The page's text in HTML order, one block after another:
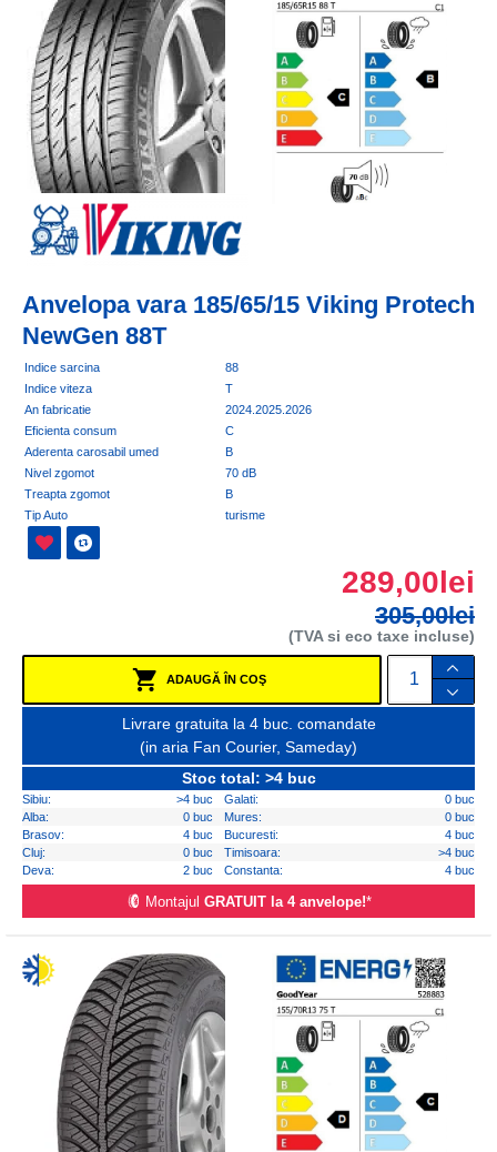
Anvelopa vara 185/65/15 Viking Protech
NewGen 88T
Indice sarcina
88
Indice viteza
T
An fabricatie
2024.2025.2026
Eficienta consum
C
Aderenta carosabil umed
B
Nivel zgomot
70 dB
Treapta zgomot
B
Tip Auto
turisme
289,00lei
305,00lei
(TVA si eco taxe incluse)
ADAUGĂ ÎN COŞ
Livrare gratuita la 4 buc. comandate
(in aria Fan Courier, Sameday)
Stoc total: >4 buc
Sibiu: >4 buc Galati:
0 buc
Alba:
0 buc Mures:
0 buc
Brasov:
4 buc Bucuresti:
4 buc
Cluj:
0 buc Timisoara:
>4 buc
Deva:
2 buc Constanta: 4 buc
Montajul GRATUIT la 4 anvelope!*